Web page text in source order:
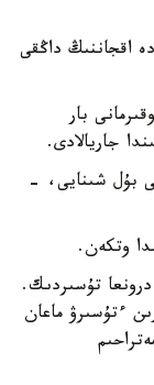
اقجاننىڭ داڭقى
استام وقىرمانى بار
جاريالادى.
بۇل شىنايى، -
وتكەن.
تۇسىردىك.
ءتۇسىرۋ ماعان